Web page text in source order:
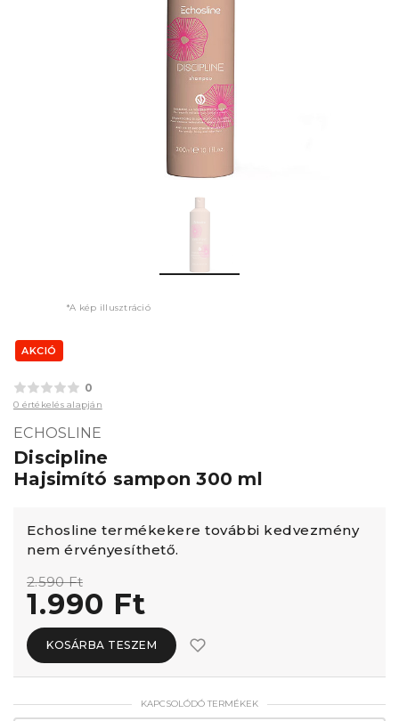
*A kép illusztráció
AKCIÓ
0
0 értékelés alapján
ECHOSLINE
Discipline
Hajsimító sampon 300 ml
Echosline termékekere további kedvezmény
nem érvényesíthető.
2.590 Ft
1.990 Ft
KOSÁRBA TESZEM
KAPCSOLÓDÓ TERMÉKEK